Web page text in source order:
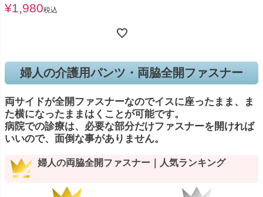
¥1,980税込
婦人の介護用パンツ・両脇全開ファスナー
両サイドが全開ファスナーなのでイスに座ったまま、ま
た横になったままはくことが可能です。
病院での診療は、必要な部分だけファスナーを開ければ
いいので、面倒な事がありません。
婦人の両脇全開ファスナー｜人気ランキング